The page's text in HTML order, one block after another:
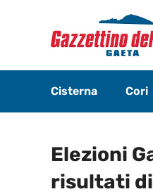
contenuto
Cisterna Cori
Elezioni
risultati